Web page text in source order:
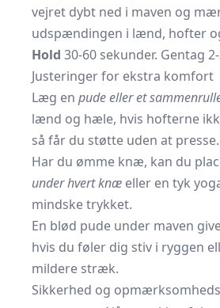
vejret dybt ned i maven og
udspændingen i lænd, hofter
Hold 30-60 sekunder. Gentag
Justeringer for ekstra komfort
Læg en pude eller et
lænd og hæle, hvis hofterne
så får du støtte uden at presse.
Har du ømme knæ, kan du
under hvert knæ eller en tyk
mindske trykket.
En blød pude under maven
hvis du føler dig stiv i ryggen
mildere stræk.
Sikkerhed og